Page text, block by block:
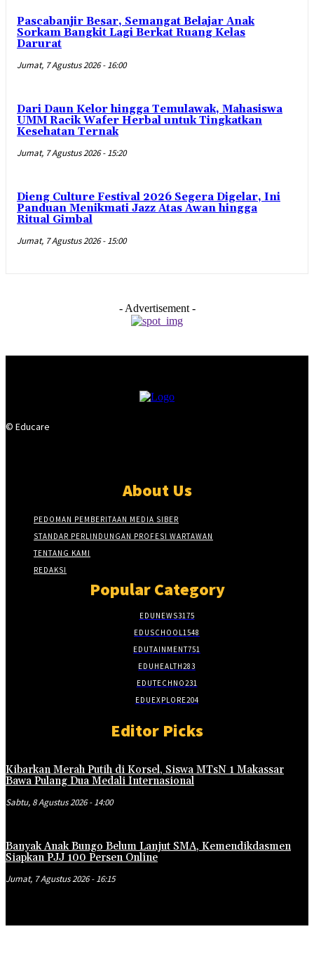
Pascabanjir Besar, Semangat Belajar Anak
Sorkam Bangkit Lagi Berkat Ruang Kelas
Darurat
Jumat, 7 Agustus 2026 - 16:00
Dari Daun Kelor hingga Temulawak, Mahasiswa
UMM Racik Wafer Herbal untuk Tingkatkan
Kesehatan Ternak
Jumat, 7 Agustus 2026 - 15:20
Dieng Culture Festival 2026 Segera Digelar, Ini
Panduan Menikmati Jazz Atas Awan hingga
Ritual Gimbal
Jumat, 7 Agustus 2026 - 15:00
- Advertisement -
© Educare
About Us
PEDOMAN PEMBERITAAN MEDIA SIBER
STANDAR PERLINDUNGAN PROFESI WARTAWAN
TENTANG KAMI
REDAKSI
Popular Category
EDUNEWS3175
EDUSCHOOL 1548
EDUTAINMENT751
EDUHEALTH283
EDUTECHNO231
EDUEXPLORE204
Editor Picks
Kibarkan Merah Putih di Korsel, Siswa MTsN 1 Makassar
Bawa Pulang Dua Medali Internasional
Sabtu, 8 Agustus 2026 - 14:00
Banyak Anak Bungo Belum Lanjut SMA, Kemendikdasmen
Siapkan PJJ 100 Persen Online
Jumat, 7 Agustus 2026 - 16:15